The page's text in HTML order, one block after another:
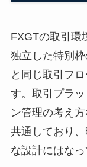
FXGTの取引環
独立した特別
と同じ取引フ
す。取引プラ
ン管理の考え
共通しており
な設計にはなっ